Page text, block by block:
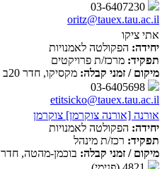
oritz@tauex.tau.ac.il
אתי ציקו
יחידה: הפקולטה לאמנויות
תפקיד: מרכז/ת פרויקטים
מיקום / זמני קבלה: מקסיקו, חדר 20ב
etitsicko@tauex.tau.ac.il
אורנה [אורנה צוקרמן] צוקרמן
יחידה: הפקולטה לאמנויות
תפקיד: רכז/ת מינהל
מיקום / זמני קבלה: בוכמן-מהטה, חדר 37